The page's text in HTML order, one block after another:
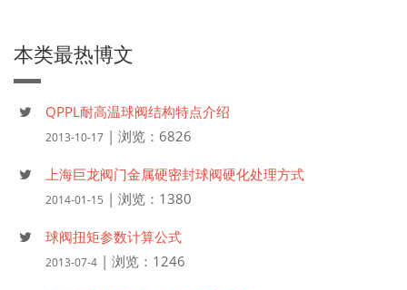
本类最热博文
QPPL耐高温球阀结构特点介绍
2013-10-17 | 浏览：6826
上海巨龙阀门金属硬密封球阀硬化处理方式
2014-01-15 | 浏览：1380
球阀扭矩参数计算公式
2013-07-4 | 浏览：1246